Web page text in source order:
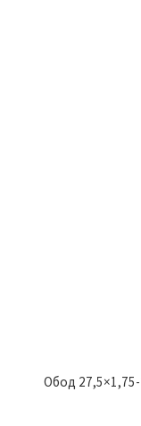
Обод